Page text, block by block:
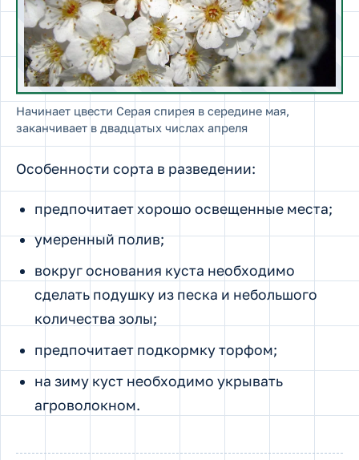
Начинает цвести Серая спирея в середине мая,
заканчивает в двадцатых числах апреля
Особенности сорта в разведении:
предпочитает хорошо освещенные места;
умеренный полив;
вокруг основания куста необходимо
сделать подушку из песка и небольшого
количества золы;
предпочитает подкормку торфом;
на зиму куст необходимо укрывать
агроволокном.